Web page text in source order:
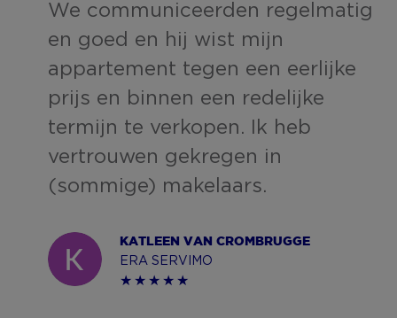
We communiceerden regelmatig
en goed en hij wist mijn
appartement tegen een eerlijke
prijs en binnen een redelijke
termijn te verkopen. Ik heb
vertrouwen gekregen in
(sommige) makelaars.
KATLEEN VAN CROMBRUGGE
ERA SERVIMO